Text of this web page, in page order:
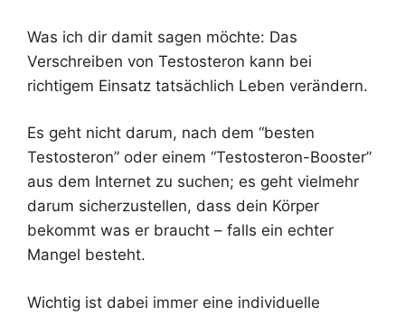
Was ich dir damit sagen möchte: Das
Verschreiben von Testosteron kann bei
richtigem Einsatz tatsächlich Leben verändern.
Es geht nicht darum, nach dem “besten
Testosteron” oder einem “Testosteron-Booster”
aus dem Internet zu suchen; es geht vielmehr
darum sicherzustellen, dass dein Körper
bekommt was er braucht – falls ein echter
Mangel besteht.
Wichtig ist dabei immer eine individuelle